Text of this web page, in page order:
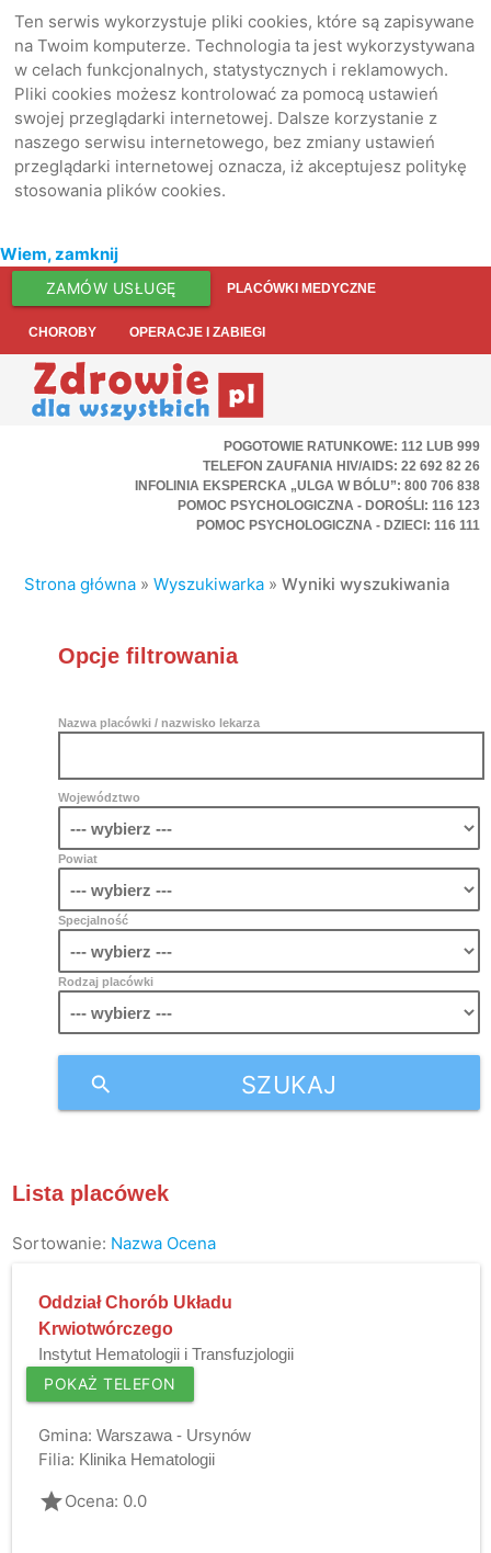
Ten serwis wykorzystuje pliki cookies, które są zapisywane
na Twoim komputerze. Technologia ta jest wykorzystywana
w celach funkcjonalnych, statystycznych i reklamowych.
Pliki cookies możesz kontrolować za pomocą ustawień
swojej przeglądarki internetowej. Dalsze korzystanie z
naszego serwisu internetowego, bez zmiany ustawień
przeglądarki internetowej oznacza, iż akceptujesz politykę
stosowania plików cookies.
Wiem, zamknij
ZAMÓW USŁUGĘ PLACÓWKI MEDYCZNE
CHOROBY OPERACJE I ZABIEGI
POGOTOWIE RATUNKOWE: 112 LUB 999
TELEFON ZAUFANIA HIV/AIDS: 22 692 82 26
INFOLINIA EKSPERCKA „ULGA W BÓLU”: 800 706 838
POMOC PSYCHOLOGICZNA - DOROŚLI: 116 123
POMOC PSYCHOLOGICZNA - DZIECI: 116 111
Strona główna »Wyszukiwarka »Wyniki wyszukiwania
Opcje filtrowania
Nazwa placówki / nazwisko lekarza
Województwo
Powiat
Specjalność
Rodzaj placówki
SZUKAJ
search
Lista placówek
Sortowanie: Nazwa Ocena
Oddział Chorób Układu
Krwiotwórczego
Instytut Hematologii i Transfuzjologii
POKAŻ TELEFON
Gmina: Warszawa - Ursynów
Filia: Klinika Hematologii
gradeOcena: 0.0